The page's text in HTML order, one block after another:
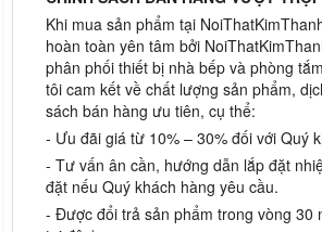
Khi mua sản phẩm tại
hoàn toàn yên tâm bởi
phân phối thiết bị nhà bếp và phòng
tôi cam kết về chất lượng sản phẩm,
sách bán hàng ưu tiên, cụ thể:
- Ưu đãi giá từ 10% – 30% đối với Quý
- Tư vấn ân cần, hướng dẫn lắp đặt
đặt nếu Quý khách hàng yêu cầu.
- Được đổi trả sản phẩm trong vòng 30